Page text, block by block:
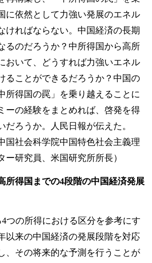
に依然として力強い発展のエネル
ければならない。中国経済の長期
るのだろうか？中所得国から高所
おいて、どうすれば力強いエネル
ることができるだろうか？中国の
所得国の罠」を乗り越えることに
ーの経験をまとめれば、啓発を得
だろうか。人民日報が伝えた。
国社会科学院中国特色社会主義理
ー研究員、米国研究所所長）
所得国までの4段階の中国経済発展
つの所得における区分を参考にす
以来の中国経済の発展段階を対応
、その将来的な予測を行うことが